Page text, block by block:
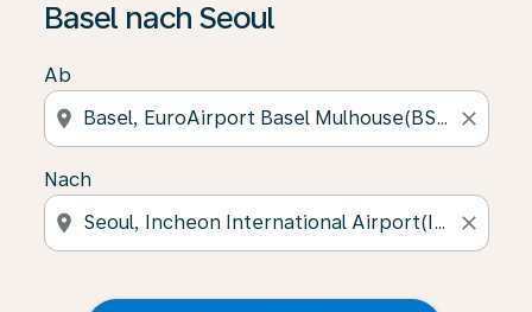
Basel nach Seoul
Ab
location_on close
Nach
location_on close